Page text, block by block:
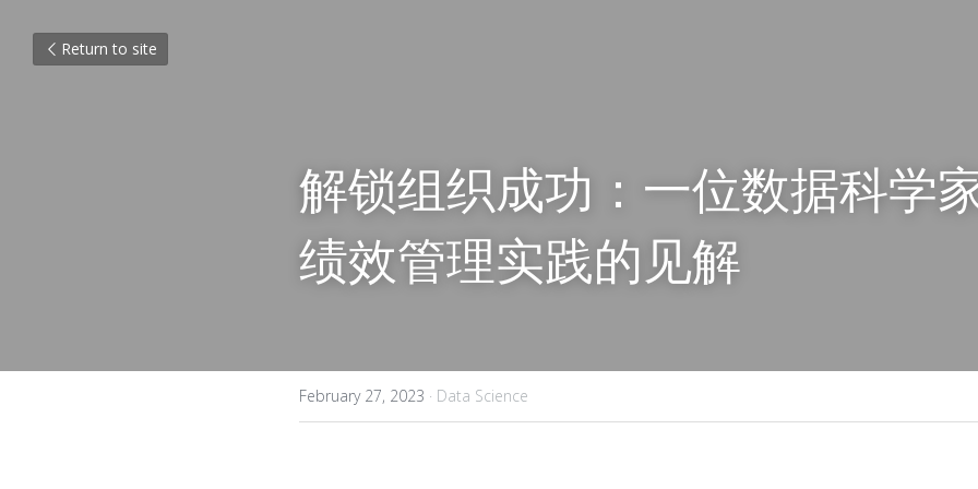
Return to site
解锁组织成功：一位数据科学
绩效管理实践的见解
February 27, 2023 · Data Science